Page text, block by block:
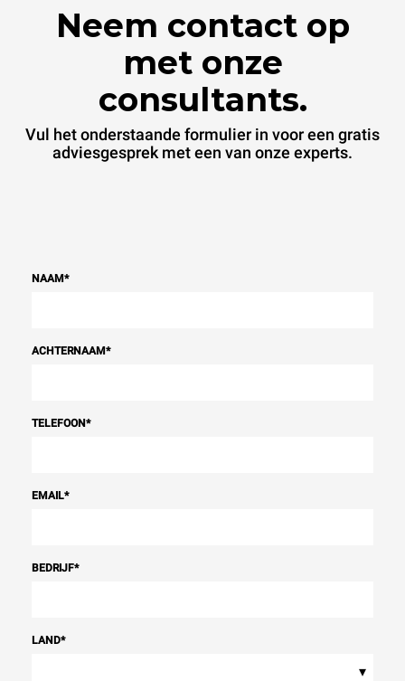
Neem contact op
met onze
consultants.
Vul het onderstaande formulier in voor een gratis
adviesgesprek met een van onze experts.
NAAM*
ACHTERNAAM*
TELEFOON*
EMAIL*
BEDRIJF*
LAND*
▾